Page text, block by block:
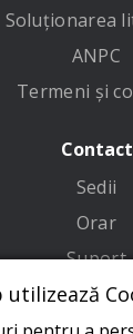
Soluționarea
ANPC
Termeni și
Contact
Sedii
Orar
Suport
Adresa
utilizează